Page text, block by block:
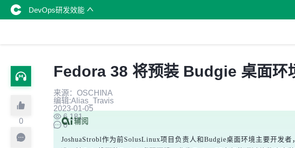
DevOps研发效能
0
Fedora 38 将预装 Budgie 桌面环
来源：OSCHINA
编辑:Alias_Travis
2023-01-05
6,181
0
JoshuaStrobl作为前SolusLinux项目负责人和Budgie桌面环境主要开发